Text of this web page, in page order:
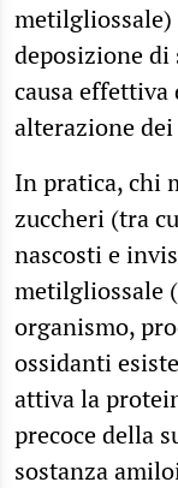
deposizione di
causa
alterazione
In pratica, chi
zuccheri (tra
nascosti e
metilgliossale
organismo,
ossidanti
attiva la
precoce della
sostanza